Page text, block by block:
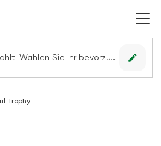
Kein Geschäft ausgewählt. Wählen Sie Ihr bevorzugtes Geschäft, um alle Angebote sehen zu können. edit
Trophy